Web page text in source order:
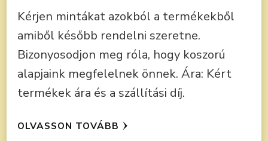
Kérjen mintákat azokból a termékekből
amiből később rendelni szeretne.
Bizonyosodjon meg róla, hogy koszorú
alapjaink megfelelnek önnek. Ára: Kért
termékek ára és a szállítási díj.
OLVASSON TOVÁBB